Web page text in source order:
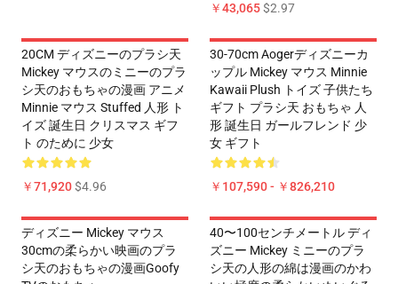
￥43,065$2.97
20CM ディズニーのプラシ天
Mickey マウスのミニーのプラ
シ天のおもちゃの漫画 アニメ
Minnie マウス Stuffed 人形 ト
イズ 誕生日 クリスマス ギフ
ト のために 少女
￥71,920$4.96
30-70cm Aogerディズニーカ
ップル Mickey マウス Minnie
Kawaii Plush トイズ 子供たち
ギフト プラシ天 おもちゃ 人
形 誕生日 ガールフレンド 少
女 ギフト
￥107,590 - ￥826,210
ディズニー Mickey マウス
30cmの柔らかい映画のプラ
シ天のおもちゃの漫画Goofy
40〜100センチメートル ディ
ズニー Mickey ミニーのプラ
シ天の人形の綿は漫画のかわ